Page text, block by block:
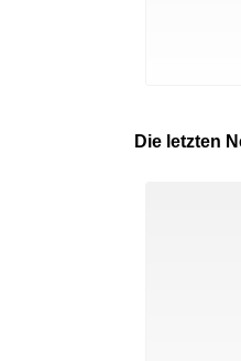
Die letzten